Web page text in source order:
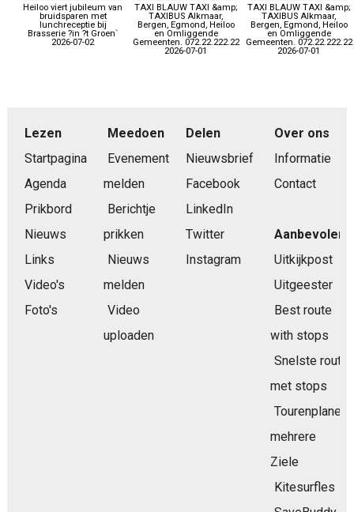
Heiloo viert jubileum van
bruidsparen met
lunchreceptie bij
Brasserie ?in ?t Groen`
2026-07-02
TAXI BLAUW TAXI &amp;
TAXIBUS Alkmaar,
Bergen, Egmond, Heiloo
en Omliggende
Gemeenten. 072.22.222.22
2026-07-01
TAXI BLAUW TAXI &amp;
TAXIBUS Alkmaar,
Bergen, Egmond, Heiloo
en Omliggende
Gemeenten. 072.22.222.22
2026-07-01
Lezen
Startpagina
Agenda
Prikbord
Nieuws
Links
Video's
Foto's
Meedoen
Evenement
melden
Berichtje
prikken
Nieuws
melden
Video
uploaden
Delen
Nieuwsbrief
Facebook
LinkedIn
Twitter
Instagram
Over ons
Informatie
Contact
Aanbevolen
Uitkijkpost
Uitgeester
Best route
with stops
Snelste route
met stops
Tourenplaner
mehrere
Ziele
Kitesurfles